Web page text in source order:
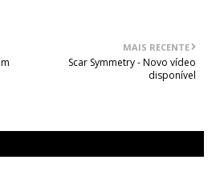
MAIS RECENTE
Scar Symmetry - Novo vídeo
disponível